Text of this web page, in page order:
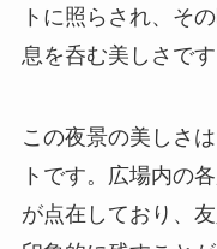
トに照らされ、そ
息を呑む美しさです
この夜景の美しさ
トです。広場内の
が点在しており、